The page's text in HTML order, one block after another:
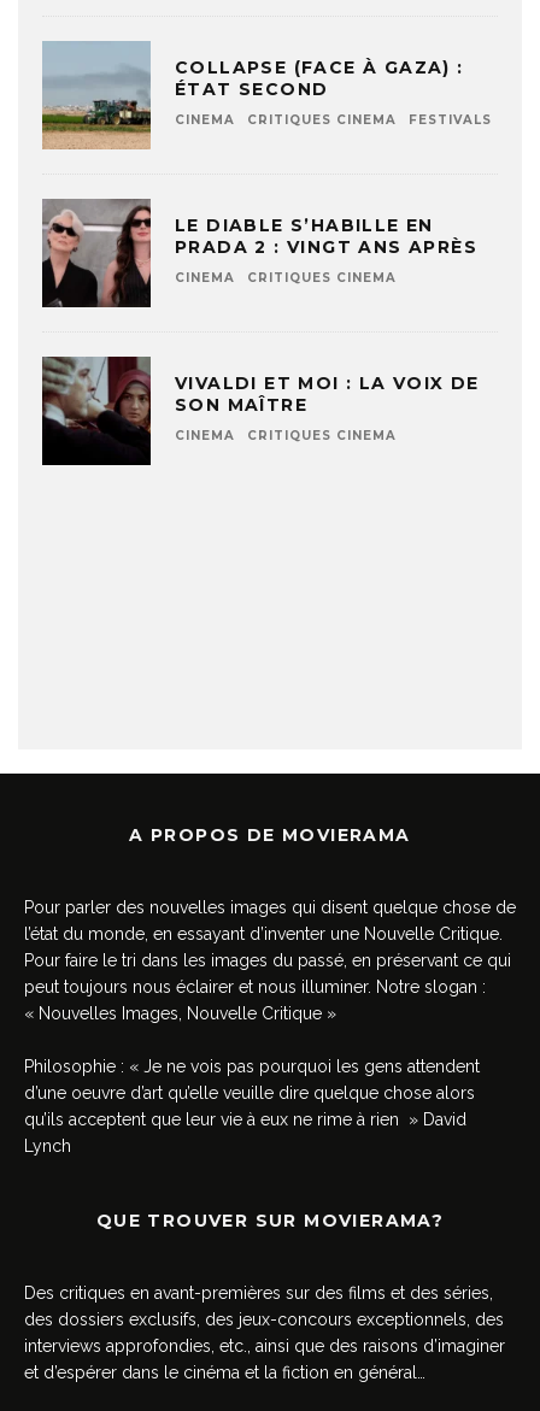
COLLAPSE (FACE À GAZA) :
ÉTAT SECOND
CINEMA CRITIQUES CINEMA FESTIVALS
LE DIABLE S’HABILLE EN
PRADA 2 : VINGT ANS APRÈS
CINEMA CRITIQUES CINEMA
VIVALDI ET MOI : LA VOIX DE
SON MAÎTRE
CINEMA CRITIQUES CINEMA
A PROPOS DE MOVIERAMA
Pour parler des nouvelles images qui disent quelque chose de
l’état du monde, en essayant d’inventer une Nouvelle Critique.
Pour faire le tri dans les images du passé, en préservant ce qui
peut toujours nous éclairer et nous illuminer. Notre slogan :
« Nouvelles Images, Nouvelle Critique »
Philosophie : « Je ne vois pas pourquoi les gens attendent
d’une oeuvre d’art qu’elle veuille dire quelque chose alors
qu’ils acceptent que leur vie à eux ne rime à rien » David
Lynch
QUE TROUVER SUR MOVIERAMA?
Des critiques en avant-premières sur des films et des séries,
des dossiers exclusifs, des jeux-concours exceptionnels, des
interviews approfondies, etc., ainsi que des raisons d’imaginer
et d’espérer dans le cinéma et la fiction en général…